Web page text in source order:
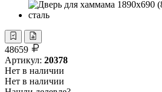
48659
Артикул: 20378
Нет в наличии
Нет в наличии